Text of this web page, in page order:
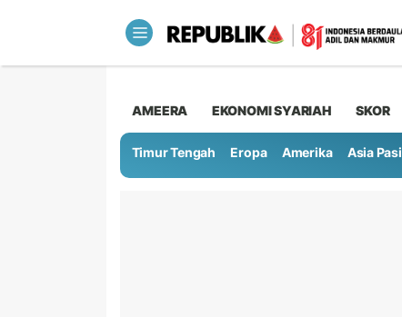
AMEERA EKONOMI SYARIAH SKOR
Timur Tengah Eropa Amerika Asia